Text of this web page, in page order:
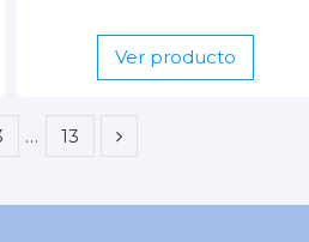
Ver producto
… 13